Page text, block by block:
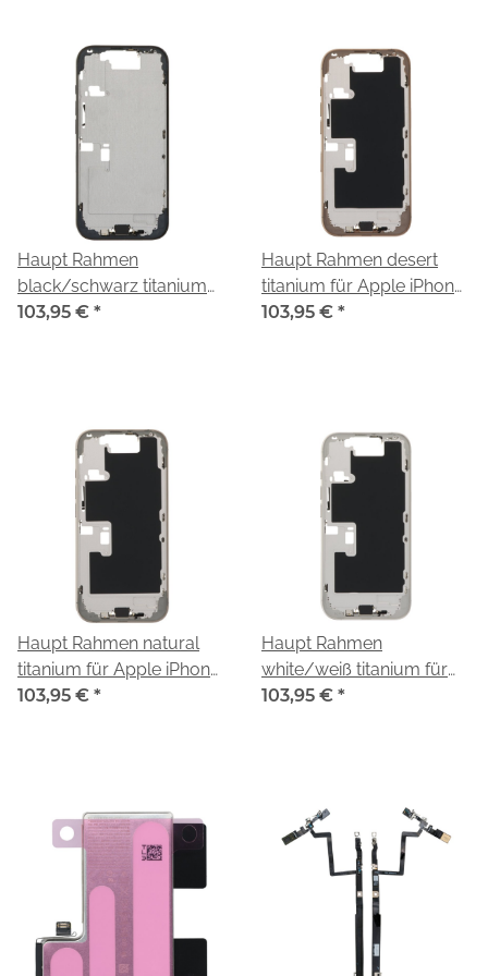
Haupt Rahmen
black/schwarz titanium
für Apple iPhone 16 Pro
103,95 € *
Haupt Rahmen desert
titanium für Apple iPhone
16 Pro (A3293)
103,95 € *
Haupt Rahmen natural
titanium für Apple iPhone
16 Pro (A3293)
103,95 € *
Haupt Rahmen
white/weiß titanium für
Apple iPhone 16 Pro
103,95 € *